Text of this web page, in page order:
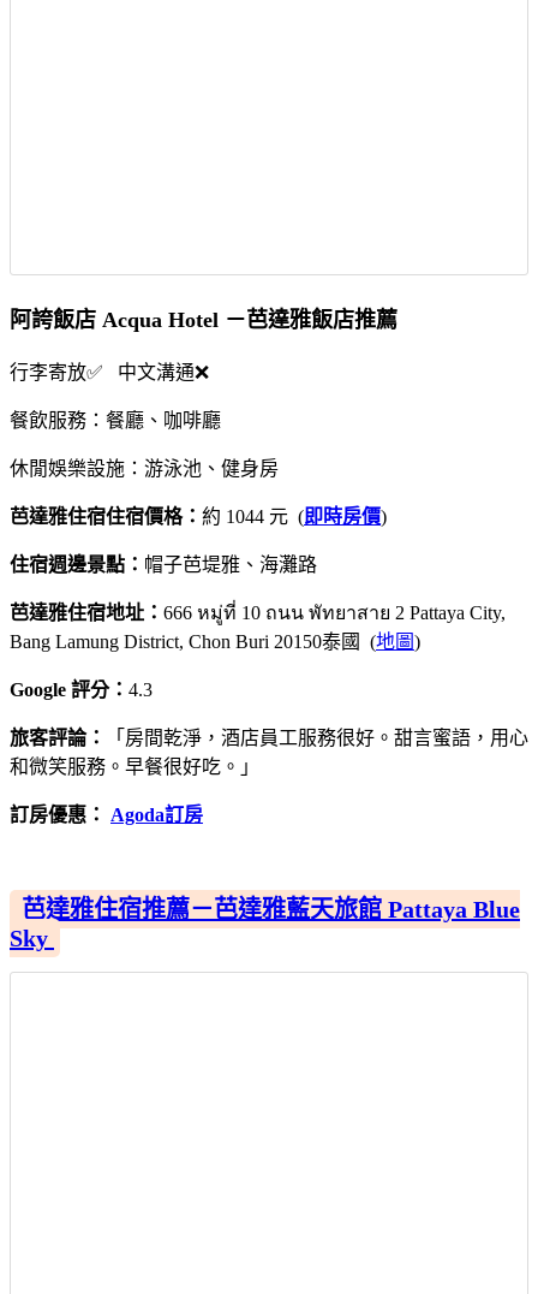
阿誇飯店 Acqua Hotel －芭達雅飯店推薦
行李寄放✅ 中文溝通❌
餐飲服務：餐廳、咖啡廳
休閒娛樂設施：游泳池、健身房
芭達雅住宿住宿價格： 約 1044 元 (即時房價)
住宿週邊景點： 帽子芭堤雅、海灘路
芭達雅住宿地址： 666 หมู่ที่ 10 ถนน พัทยาสาย 2 Pattaya City,
Bang Lamung District, Chon Buri 20150泰國 (地圖)
Google 評分： 4.3
旅客評論：
「房間乾淨，酒店員工服務很好。甜言蜜語，用心
和微笑服務。早餐很好吃。」
訂房優惠： Agoda訂房
芭達雅住宿推薦－芭達雅藍天旅館 Pattaya Blue
Sky